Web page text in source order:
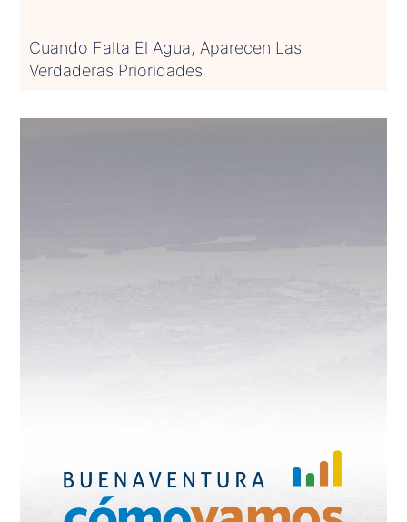
Cuando Falta El Agua, Aparecen Las
Verdaderas Prioridades